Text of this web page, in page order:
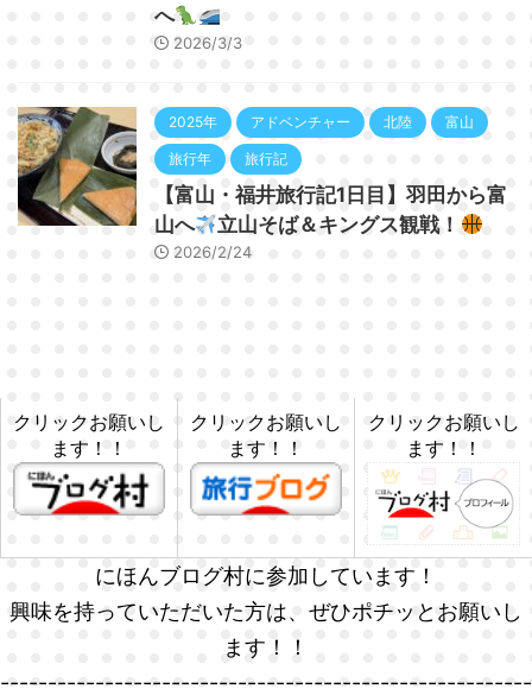
へ
2026/3/3
2025年 アドベンチャー 北陸 富山
旅行年 旅行記
【富山・福井旅行記1日目】羽田から富
山へ
立山そば＆キングス観戦！
2026/2/24
クリックお願いし
ます！！
クリックお願いし
ます！！
クリックお願いし
ます！！
にほんブログ村に参加しています！
興味を持っていただいた方は、ぜひポチッとお願いし
ます！！
--------------------------------------------------------